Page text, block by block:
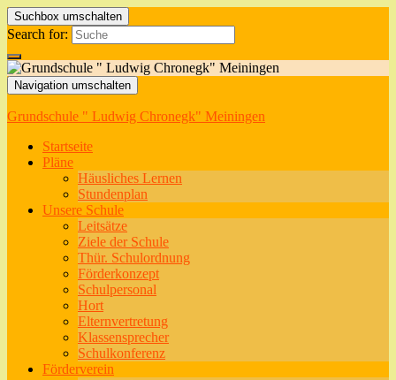
Suchbox umschalten
Search for:
Navigation umschalten
Grundschule " Ludwig Chronegk" Meiningen
Startseite
Pläne
Häusliches Lernen
Stundenplan
Unsere Schule
Leitsätze
Ziele der Schule
Thür. Schulordnung
Förderkonzept
Schulpersonal
Hort
Elternvertretung
Klassensprecher
Schulkonferenz
Förderverein